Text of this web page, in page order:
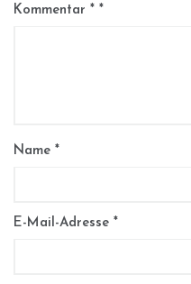
Kommentar *
Name *
E-Mail-Adresse *